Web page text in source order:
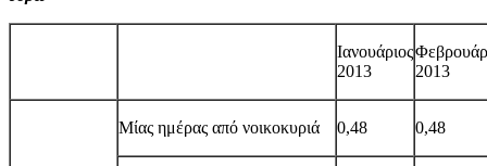
Ιανουάριος
2013
2013
Μίας ημέρας από νοικοκυριά 0,48 0,48